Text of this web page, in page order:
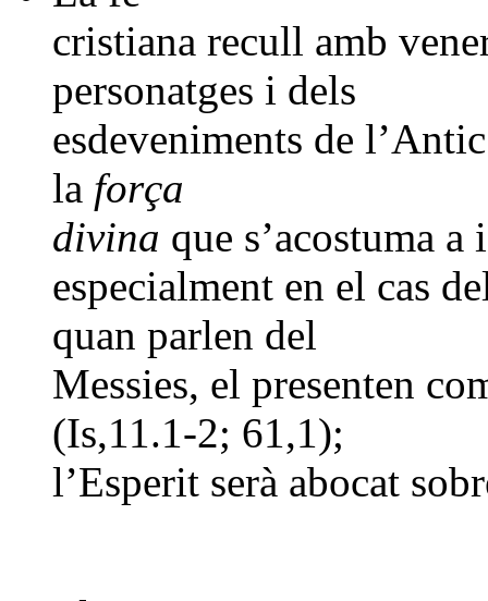
cristiana recull amb
personatges i dels
esdeveniments de
la força
divina que s’acostuma
especialment en el cas
quan parlen del
Messies, el presenten
(Is,11.1-2; 61,1);
l’Esperit serà abocat